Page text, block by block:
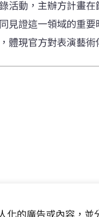
的廣告或內容，
活動，主辦方計畫
見證這一領域的重
體現官方對表演藝術
供即